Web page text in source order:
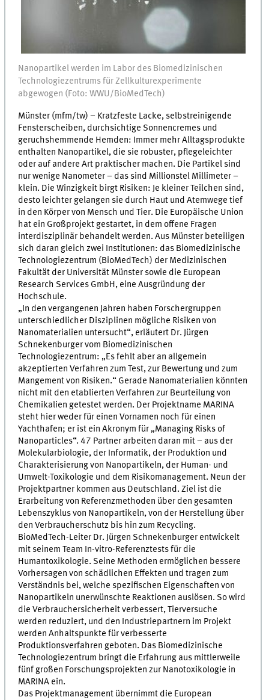
Nanopartikel werden im Labor des Biomedizinischen
Technologiezentrums für Zellkulturexperimente
abgewogen (Foto: WWU/BioMedTech)
Münster (mfm/tw) – Kratzfeste Lacke, selbstreinigende
Fensterscheiben, durchsichtige Sonnencremes und
geruchshemmende Hemden: Immer mehr Alltagsprodukte
enthalten Nanopartikel, die sie robuster, pflegeleichter
oder auf andere Art praktischer machen. Die Partikel sind
nur wenige Nanometer – das sind Millionstel Millimeter –
klein. Die Winzigkeit birgt Risiken: Je kleiner Teilchen sind,
desto leichter gelangen sie durch Haut und Atemwege tief
in den Körper von Mensch und Tier. Die Europäische Union
hat ein Großprojekt gestartet, in dem offene Fragen
interdisziplinär behandelt werden. Aus Münster beteiligen
sich daran gleich zwei Institutionen: das Biomedizinische
Technologiezentrum (BioMedTech) der Medizinischen
Fakultät der Universität Münster sowie die European
Research Services GmbH, eine Ausgründung der
Hochschule.
„In den vergangenen Jahren haben Forschergruppen
unterschiedlicher Disziplinen mögliche Risiken von
Nanomaterialien untersucht“, erläutert Dr. Jürgen
Schnekenburger vom Biomedizinischen
Technologiezentrum: „Es fehlt aber an allgemein
akzeptierten Verfahren zum Test, zur Bewertung und zum
Mangement von Risiken.“ Gerade Nanomaterialien könnten
nicht mit den etablierten Verfahren zur Beurteilung von
Chemikalien getestet werden. Der Projektname MARINA
steht hier weder für einen Vornamen noch für einen
Yachthafen; er ist ein Akronym für „Managing Risks of
Nanoparticles“. 47 Partner arbeiten daran mit – aus der
Molekularbiologie, der Informatik, der Produktion und
Charakterisierung von Nanopartikeln, der Human- und
Umwelt-Toxikologie und dem Risikomanagement. Neun der
Projektpartner kommen aus Deutschland. Ziel ist die
Erarbeitung von Referenzmethoden über den gesamten
Lebenszyklus von Nanopartikeln, von der Herstellung über
den Verbraucherschutz bis hin zum Recycling.
BioMedTech-Leiter Dr. Jürgen Schnekenburger entwickelt
mit seinem Team In-vitro-Referenztests für die
Humantoxikologie. Seine Methoden ermöglichen bessere
Vorhersagen von schädlichen Effekten und tragen zum
Verständnis bei, welche spezifischen Eigenschaften von
Nanopartikeln unerwünschte Reaktionen auslösen. So wird
die Verbrauchersicherheit verbessert, Tierversuche
werden reduziert, und den Industriepartnern im Projekt
werden Anhaltspunkte für verbesserte
Produktionsverfahren geboten. Das Biomedizinische
Technologiezentrum bringt die Erfahrung aus mittlerweile
fünf großen Forschungsprojekten zur Nanotoxikologie in
MARINA ein.
Das Projektmanagement übernimmt die European